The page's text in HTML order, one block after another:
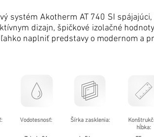
systém Akotherm AT 740 SI
dizajn, špičkové izolačné
naplniť predstavy o modernom a
Vodotesnosť: Šírka zasklenia:
hĺbka: